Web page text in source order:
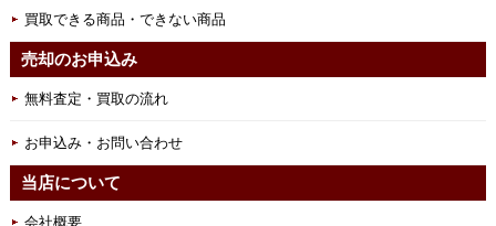
買取できる商品・できない商品
売却のお申込み
無料査定・買取の流れ
お申込み・お問い合わせ
当店について
会社概要